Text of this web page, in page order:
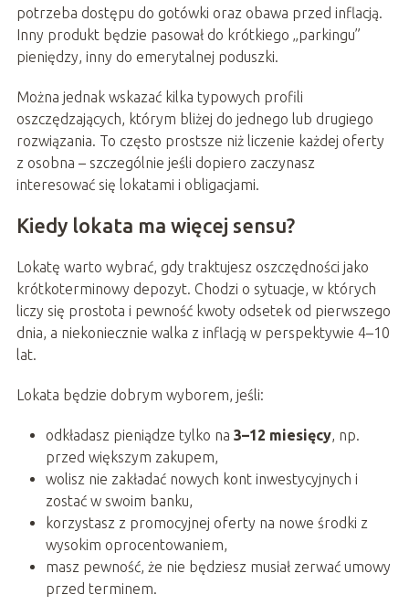
potrzeba dostępu do gotówki oraz obawa przed inflacją.
Inny produkt będzie pasował do krótkiego „parkingu”
pieniędzy, inny do emerytalnej poduszki.
Można jednak wskazać kilka typowych profili
oszczędzających, którym bliżej do jednego lub drugiego
rozwiązania. To często prostsze niż liczenie każdej oferty
z osobna – szczególnie jeśli dopiero zaczynasz
interesować się lokatami i obligacjami.
Kiedy lokata ma więcej sensu?
Lokatę warto wybrać, gdy traktujesz oszczędności jako
krótkoterminowy depozyt. Chodzi o sytuacje, w których
liczy się prostota i pewność kwoty odsetek od pierwszego
dnia, a niekoniecznie walka z inflacją w perspektywie 4–10
lat.
Lokata będzie dobrym wyborem, jeśli:
odkładasz pieniądze tylko na 3–12 miesięcy, np.
przed większym zakupem,
wolisz nie zakładać nowych kont inwestycyjnych i
zostać w swoim banku,
korzystasz z promocyjnej oferty na nowe środki z
wysokim oprocentowaniem,
masz pewność, że nie będziesz musiał zerwać umowy
przed terminem.